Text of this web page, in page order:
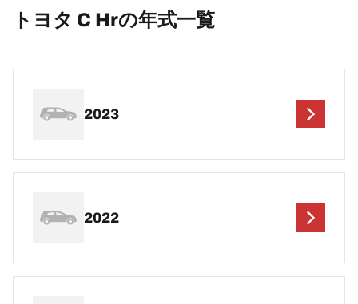
トヨタ C Hrの年式一覧
2023
2022